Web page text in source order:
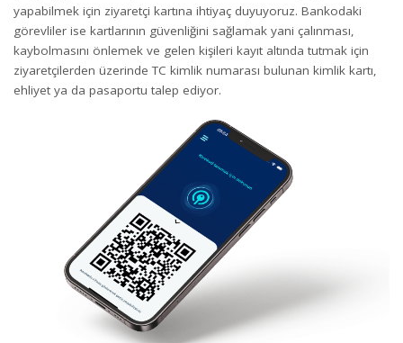
yapabilmek için ziyaretçi kartına ihtiyaç duyuyoruz. Bankodaki
görevliler ise kartlarının güvenliğini sağlamak yani çalınması,
kaybolmasını önlemek ve gelen kişileri kayıt altında tutmak için
ziyaretçilerden üzerinde TC kimlik numarası bulunan kimlik kartı,
ehliyet ya da pasaportu talep ediyor.